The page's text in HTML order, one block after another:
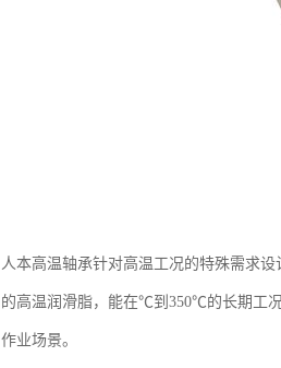
人本高温轴承针对高温工况的特殊需求
的高温润滑脂，能在℃到350℃的长期工
作业场景。